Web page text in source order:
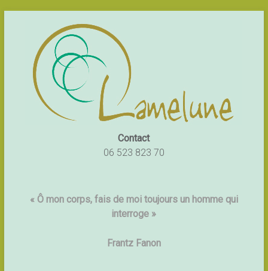
Contact
06 523 823 70
« Ô mon corps, fais de moi toujours un homme qui
interroge »
Frantz Fanon